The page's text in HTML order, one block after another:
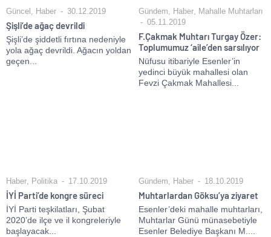
Güncel Haber 30.12.2019
Şişli’de ağaç devrildi
Şişli’de şiddetli fırtına nedeniyle
yola ağaç devrildi. Ağacın yoldan
geçen...
Gündem Haber Mahalle Muhtarları
05.11.2019
F.Çakmak Muhtarı Turgay Özer:
Toplumumuz ‘aile’den sarsılıyor
Nüfusu itibariyle Esenler’in
yedinci büyük mahallesi olan
Fevzi Çakmak Mahallesi...
Haber Politika 17.10.2019
İYİ Parti’de kongre süreci
İYİ Parti teşkilatları, Şubat
2020’de ilçe ve il kongreleriyle
başlayacak...
Gündem Haber 18.10.2019
Muhtarlardan Göksu’ya ziyaret
Esenler’deki mahalle muhtarları,
Muhtarlar Günü münasebetiyle
Esenler Belediye Başkanı M....